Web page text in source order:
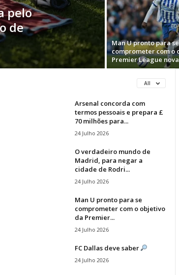
pelo
de
Man U pronto para se
comprometer com o
Premier League
All
Arsenal concorda com
termos pessoais e prepara £
70 milhões para...
24 Julho 2026
O verdadeiro mundo de
Madrid, para negar a
cidade de Rodri...
24 Julho 2026
Man U pronto para se
comprometer com o objetivo
da Premier...
24 Julho 2026
FC Dallas deve saber
24 Julho 2026